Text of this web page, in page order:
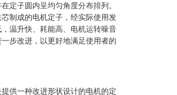
定子圆内呈均匀角度分布排列。
制成的电机定子，经实际使用发
温升快、耗能高、电机运转噪音
步改进，以更好地满足使用者的
供一种改进形状设计的电机的定